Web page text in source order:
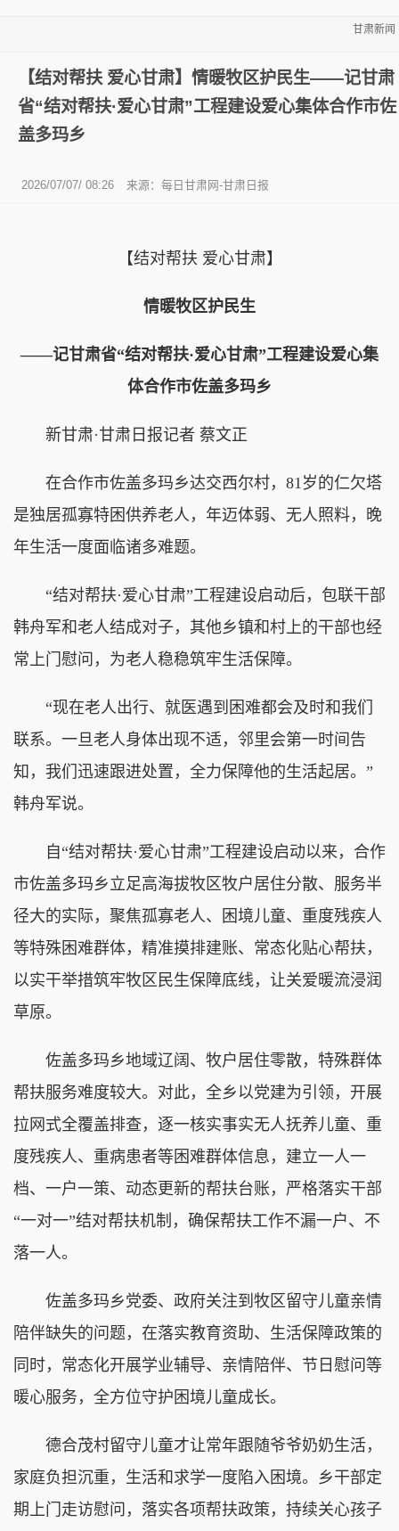
甘肃新闻
【结对帮扶 爱心甘肃】情暖牧区护民生——记甘肃
省“结对帮扶·爱心甘肃”工程建设爱心集体合作市佐
盖多玛乡
2026/07/07/ 08:26 来源：每日甘肃网-甘肃日报
【结对帮扶 爱心甘肃】
情暖牧区护民生
——记甘肃省“结对帮扶·爱心甘肃”工程建设爱心集
体合作市佐盖多玛乡
新甘肃·甘肃日报记者 蔡文正
在合作市佐盖多玛乡达交西尔村，81岁的仁欠塔
是独居孤寡特困供养老人，年迈体弱、无人照料，晚
年生活一度面临诸多难题。
“结对帮扶·爱心甘肃”工程建设启动后，包联干部
韩舟军和老人结成对子，其他乡镇和村上的干部也经
常上门慰问，为老人稳稳筑牢生活保障。
“现在老人出行、就医遇到困难都会及时和我们
联系。一旦老人身体出现不适，邻里会第一时间告
知，我们迅速跟进处置，全力保障他的生活起居。”
韩舟军说。
自“结对帮扶·爱心甘肃”工程建设启动以来，合作
市佐盖多玛乡立足高海拔牧区牧户居住分散、服务半
径大的实际，聚焦孤寡老人、困境儿童、重度残疾人
等特殊困难群体，精准摸排建账、常态化贴心帮扶，
以实干举措筑牢牧区民生保障底线，让关爱暖流浸润
草原。
佐盖多玛乡地域辽阔、牧户居住零散，特殊群体
帮扶服务难度较大。对此，全乡以党建为引领，开展
拉网式全覆盖排查，逐一核实事实无人抚养儿童、重
度残疾人、重病患者等困难群体信息，建立一人一
档、一户一策、动态更新的帮扶台账，严格落实干部
“一对一”结对帮扶机制，确保帮扶工作不漏一户、不
落一人。
佐盖多玛乡党委、政府关注到牧区留守儿童亲情
陪伴缺失的问题，在落实教育资助、生活保障政策的
同时，常态化开展学业辅导、亲情陪伴、节日慰问等
暖心服务，全方位守护困境儿童成长。
德合茂村留守儿童才让常年跟随爷爷奶奶生活，
家庭负担沉重，生活和求学一度陷入困境。乡干部定
期上门走访慰问，落实各项帮扶政策，持续关心孩子